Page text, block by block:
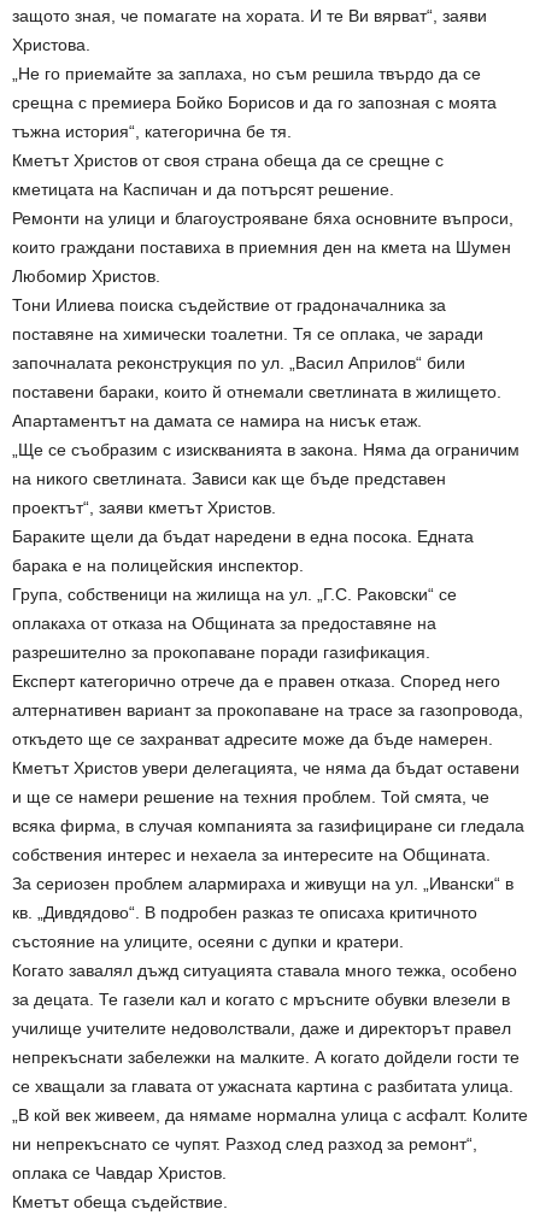
защото зная, че помагате на хората. И те Ви вярват“, заяви
Христова.
„Не го приемайте за заплаха, но съм решила твърдо да се
срещна с премиера Бойко Борисов и да го запозная с моята
тъжна история“, категорична бе тя.
Кметът Христов от своя страна обеща да се срещне с
кметицата на Каспичан и да потърсят решение.
Ремонти на улици и благоустрояване бяха основните въпроси,
които граждани поставиха в приемния ден на кмета на Шумен
Любомир Христов.
Тони Илиева поиска съдействие от градоначалника за
поставяне на химически тоалетни. Тя се оплака, че заради
започналата реконструкция по ул. „Васил Априлов“ били
поставени бараки, които й отнемали светлината в жилището.
Апартаментът на дамата се намира на нисък етаж.
„Ще се съобразим с изискванията в закона. Няма да ограничим
на никого светлината. Зависи как ще бъде представен
проектът“, заяви кметът Христов.
Бараките щели да бъдат наредени в една посока. Едната
барака е на полицейския инспектор.
Група, собственици на жилища на ул. „Г.С. Раковски“ се
оплакаха от отказа на Общината за предоставяне на
разрешително за прокопаване поради газификация.
Експерт категорично отрече да е правен отказа. Според него
алтернативен вариант за прокопаване на трасе за газопровода,
откъдето ще се захранват адресите може да бъде намерен.
Кметът Христов увери делегацията, че няма да бъдат оставени
и ще се намери решение на техния проблем. Той смята, че
всяка фирма, в случая компанията за газифициране си гледала
собствения интерес и нехаела за интересите на Общината.
За сериозен проблем алармираха и живущи на ул. „Ивански“ в
кв. „Дивдядово“. В подробен разказ те описаха критичното
състояние на улиците, осеяни с дупки и кратери.
Когато завалял дъжд ситуацията ставала много тежка, особено
за децата. Те газели кал и когато с мръсните обувки влезели в
училище учителите недоволствали, даже и директорът правел
непрекъснати забележки на малките. А когато дойдели гости те
се хващали за главата от ужасната картина с разбитата улица.
„В кой век живеем, да нямаме нормална улица с асфалт. Колите
ни непрекъснато се чупят. Разход след разход за ремонт“,
оплака се Чавдар Христов.
Кметът обеща съдействие.